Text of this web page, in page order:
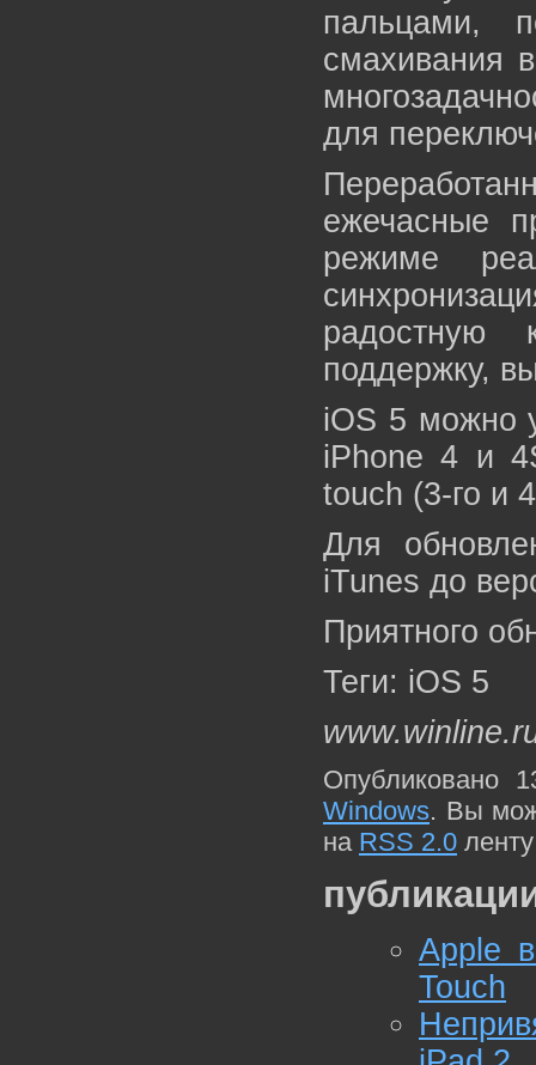
пальцами,
смахивания
для
ежечасные
режиме
радостную
поддержку,
iOS 5 можно
iPhone 4 и
touch (3-го и
Для
iTunes до
Приятного
Теги: iOS 5
Опубликовано
Windows. Вы
на RSS 2.0
Apple
Touch